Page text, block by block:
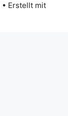
• Erstellt mit